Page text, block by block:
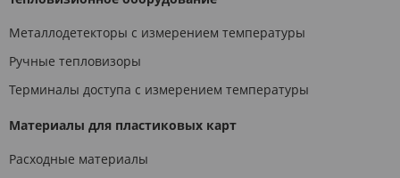
Металлодетекторы с измерением температуры
Ручные тепловизоры
Терминалы доступа с измерением температуры
Материалы для пластиковых карт
Расходные материалы